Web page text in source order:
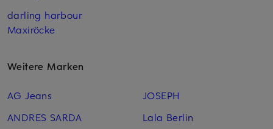
darling harbour
Maxiröcke
Weitere Marken
AG Jeans
ANDRES SARDA
JOSEPH
Lala Berlin